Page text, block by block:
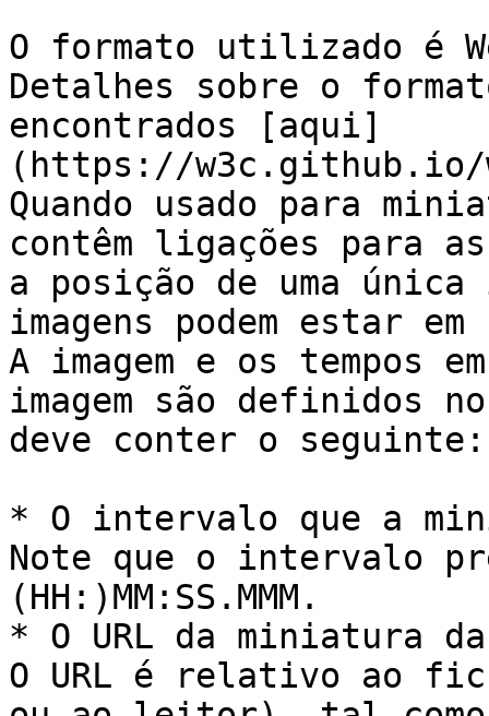
O formato utilizado é
Detalhes sobre o
encontrados [aqui]
(https://
Quando usado para
contêm ligações para
a posição de uma
imagens podem estar
A imagem e os tempos
imagem são definidos
deve conter o seguinte:
* O intervalo que a
Note que o intervalo
(HH:)MM:SS.MMM.
* O URL da miniatura
O URL é relativo ao